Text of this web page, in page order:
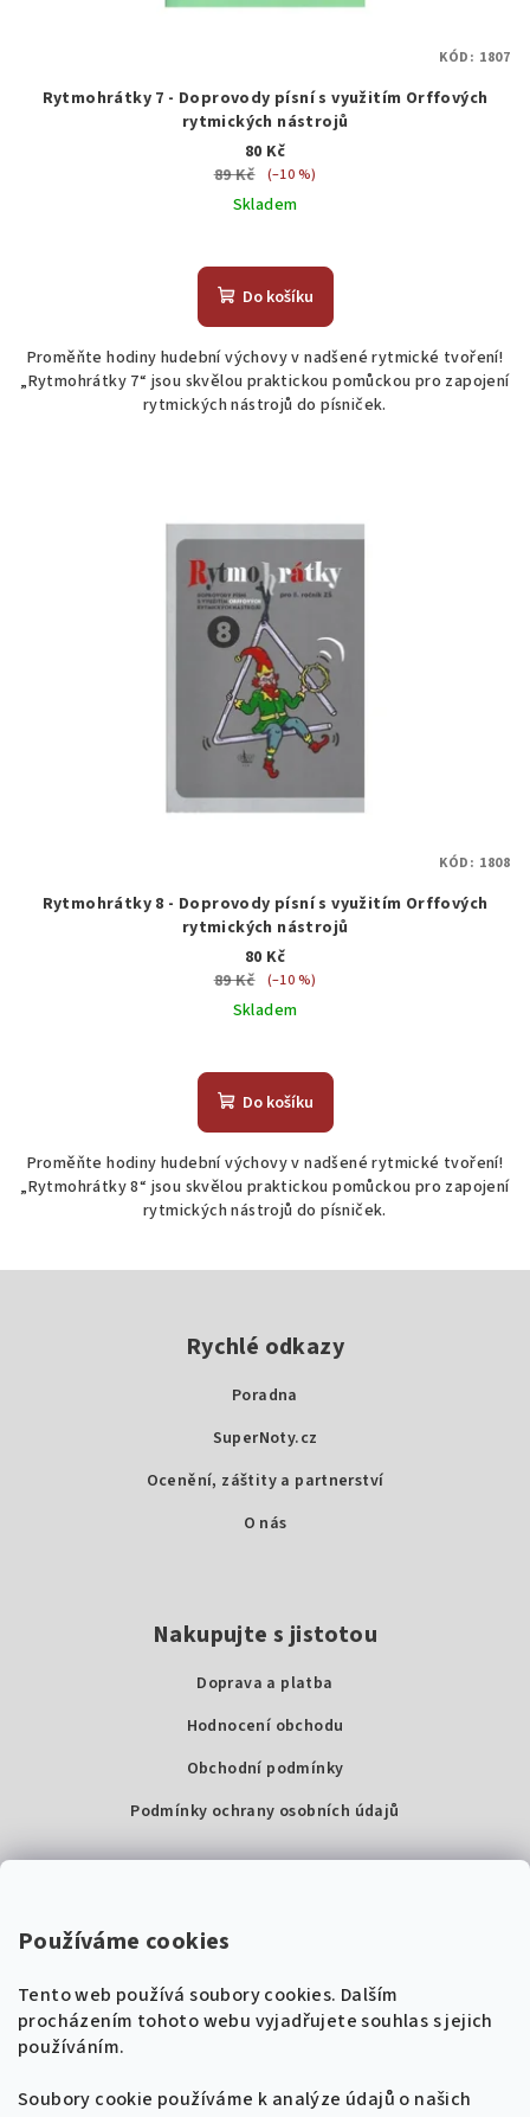
Používáme cookies
Tento web používá soubory cookies. Dalším
procházením tohoto webu vyjadřujete souhlas s jejich
používáním.
Soubory cookie používáme k analýze údajů o našich
Rytmohrátky 7 - Doprovody písní s využitím Orffových
rytmických nástrojů
80 Kč
89 Kč
(–10 %)
Skladem
Do košíku
Proměňte hodiny hudební výchovy v nadšené rytmické tvoření!
„Rytmohrátky 7“ jsou skvělou praktickou pomůckou pro zapojení
rytmických nástrojů do písniček.
KÓD: 1807
Rytmohrátky 8 - Doprovody písní s využitím Orffových
rytmických nástrojů
80 Kč
89 Kč
(–10 %)
Skladem
Do košíku
Proměňte hodiny hudební výchovy v nadšené rytmické tvoření!
„Rytmohrátky 8“ jsou skvělou praktickou pomůckou pro zapojení
rytmických nástrojů do písniček.
KÓD: 1808
Rychlé odkazy
Poradna
SuperNoty.cz
Ocenění, záštity a partnerství
O nás
Nakupujte s jistotou
Doprava a platba
Hodnocení obchodu
Obchodní podmínky
Podmínky ochrany osobních údajů
Super Noty, s.r.o.
IČ: 04568672
+420 604 485 792
🎸 Naladíme tě na nové zpěvníky!